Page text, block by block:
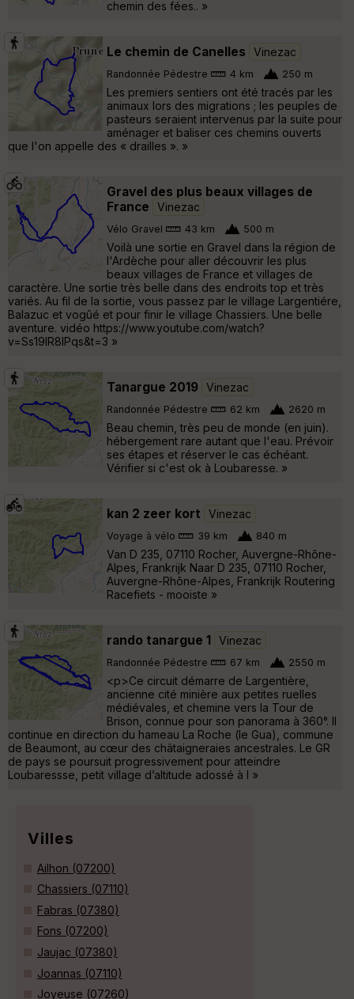
chemin des fées.. »
Le chemin de Canelles Vinezac
Randonnée Pédestre 4 km 250 m
Les premiers sentiers ont été tracés par les
animaux lors des migrations ; les peuples de
pasteurs seraient intervenus par la suite pour
aménager et baliser ces chemins ouverts
que l'on appelle des « drailles ». »
Gravel des plus beaux villages de
France
Vinezac
Vélo Gravel 43 km 500 m
Voilà une sortie en Gravel dans la région de
l'Ardèche pour aller découvrir les plus
beaux villages de France et villages de
caractère. Une sortie très belle dans des endroits top et très
variés. Au fil de la sortie, vous passez par le village Largentiére,
Balazuc et vogûé et pour finir le village Chassiers. Une belle
aventure. vidéo https://www.youtube.com/watch?
v=Ss19lR8IPqs&t=3 »
Tanargue 2019 Vinezac
Randonnée Pédestre 62 km 2620 m
Beau chemin, très peu de monde (en juin).
hébergement rare autant que l'eau. Prévoir
ses étapes et réserver le cas échéant.
Vérifier si c'est ok à Loubaresse. »
kan 2 zeer kort Vinezac
Voyage à vélo 39 km 840 m
Van D 235, 07110 Rocher, Auvergne-Rhône-
Alpes, Frankrijk Naar D 235, 07110 Rocher,
Auvergne-Rhône-Alpes, Frankrijk Routering
Racefiets - mooiste »
rando tanargue 1 Vinezac
Randonnée Pédestre 67 km 2550 m
<p>Ce circuit démarre de Largentière,
ancienne cité minière aux petites ruelles
médiévales, et chemine vers la Tour de
Brison, connue pour son panorama à 360°. Il
continue en direction du hameau La Roche (le Gua), commune
de Beaumont, au cœur des châtaigneraies ancestrales. Le GR
de pays se poursuit progressivement pour atteindre
Loubaressse, petit village d’altitude adossé à l »
Villes
Ailhon (07200)
Chassiers (07110)
Fabras (07380)
Fons (07200)
Jaujac (07380)
Joannas (07110)
Joyeuse (07260)